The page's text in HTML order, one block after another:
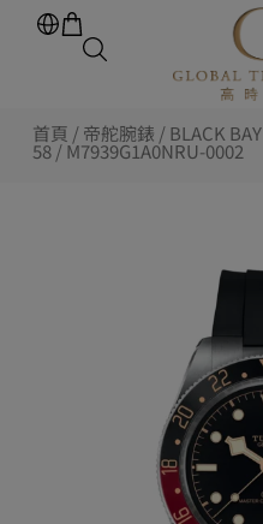
首頁 /帝舵腕錶 /BLACK BAY
58/ M7939G1A0NRU-0002